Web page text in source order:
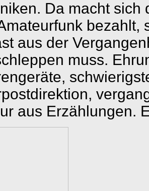
Da macht
bezahlt,
aus der
muss.
aus Erzählungen.